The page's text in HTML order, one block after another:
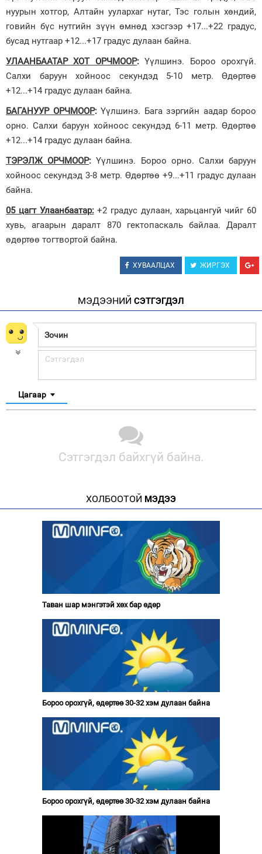
нуурын хотгор, Алтайн уулархаг нутаг, Тэс голын хөндий,
говийн бүс нутгийн зүүн өмнөд хэсгээр +17...+22 градус,
бусад нутгаар +12...+17 градус дулаан байна.
УЛААНБААТАР ХОТ ОРЧМООР:Үүлшинэ. Бороо орохгүй.
Салхи баруун хойноос секундэд 5-10 метр. Өдөртөө
+12...+14 градус дулаан байна.
БАГАНУУР ОРЧМООР: Үүлшинэ. Бага зэргийн аадар бороо
орно. Салхи баруун хойноос секундэд 6-11 метр. Өдөртөө
+12...+14 градус дулаан байна.
ТЭРЭЛЖ ОРЧМООР:Үүлшинэ. Бороо орно. Салхи баруун
хойноос секундэд 3-8 метр. Өдөртөө +9...+11 градус дулаан
байна.
05 цагт Улаанбаатар:+2 градус дулаан, харьцангуй чийг 60
хувь, агаарын даралт 870 гектопаскаль байлаа. Даралт
өдөртөө тогтвортой байна.
ХУВААЛЦАХ ЖИРГЭХ
МЭДЭЭНИЙ СЭТГЭГДЭЛ
Цагаар
Сэтгэгдэл байхгүй байна.
ХОЛБООТОЙ МЭДЭЭ
Таван шар мэнгэтэй хөх бар өдөр
Бороо орохгүй, өдөртөө 30-32 хэм дулаан байна
Бороо орохгүй, өдөртөө 30-32 хэм дулаан байна